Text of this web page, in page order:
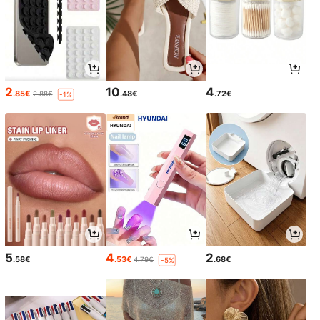
2.85€ 2.88€ -1% 10.48€ 4.72€
5.58€ 4.53€ 4.79€ -5% 2.68€